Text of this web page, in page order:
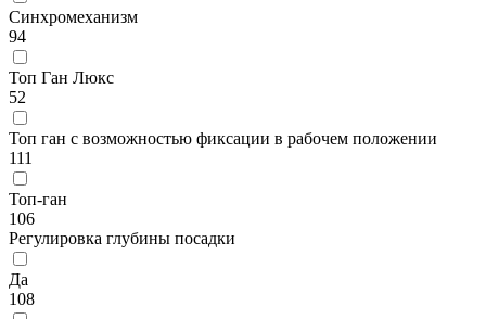
Синхромеханизм
94
Топ Ган Люкс
52
Топ ган с возможностью фиксации в рабочем положении
111
Топ-ган
106
Регулировка глубины посадки
Да
108